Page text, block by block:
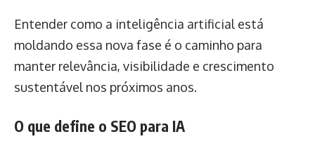
Entender como a inteligência artificial está
moldando essa nova fase é o caminho para
manter relevância, visibilidade e crescimento
sustentável nos próximos anos.
O que define o SEO para IA